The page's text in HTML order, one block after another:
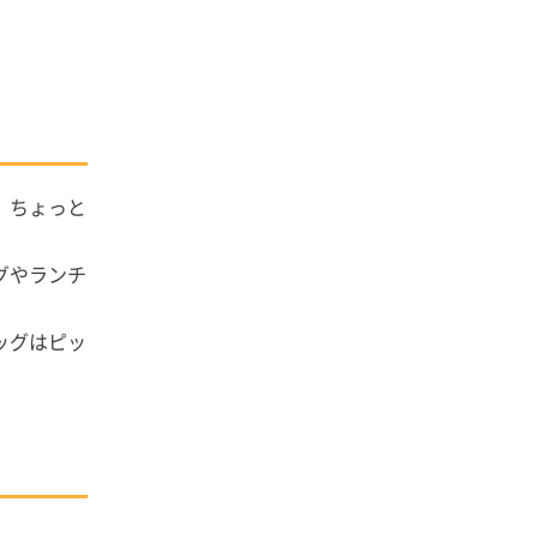
ょっと
やランチ
グはピッ